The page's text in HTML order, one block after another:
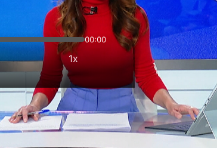
00:00
1x